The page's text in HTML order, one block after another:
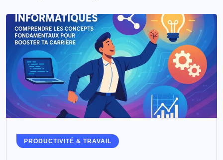
PRODUCTIVITÉ & TRAVAIL